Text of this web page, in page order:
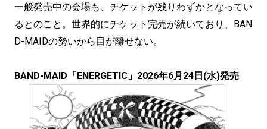
一般発売中の会場も、チケットが残りわずかとなってい
るとのこと。世界的にチケット完売が続いており、BAN
D-MAIDの勢いから目が離せない。
BAND-MAID「ENERGETIC」2026年6月24日(水)発売